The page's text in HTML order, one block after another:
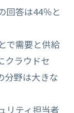
回答は44％と
で需要と供給
クラウドセ
分野は大きな
リティ担当者